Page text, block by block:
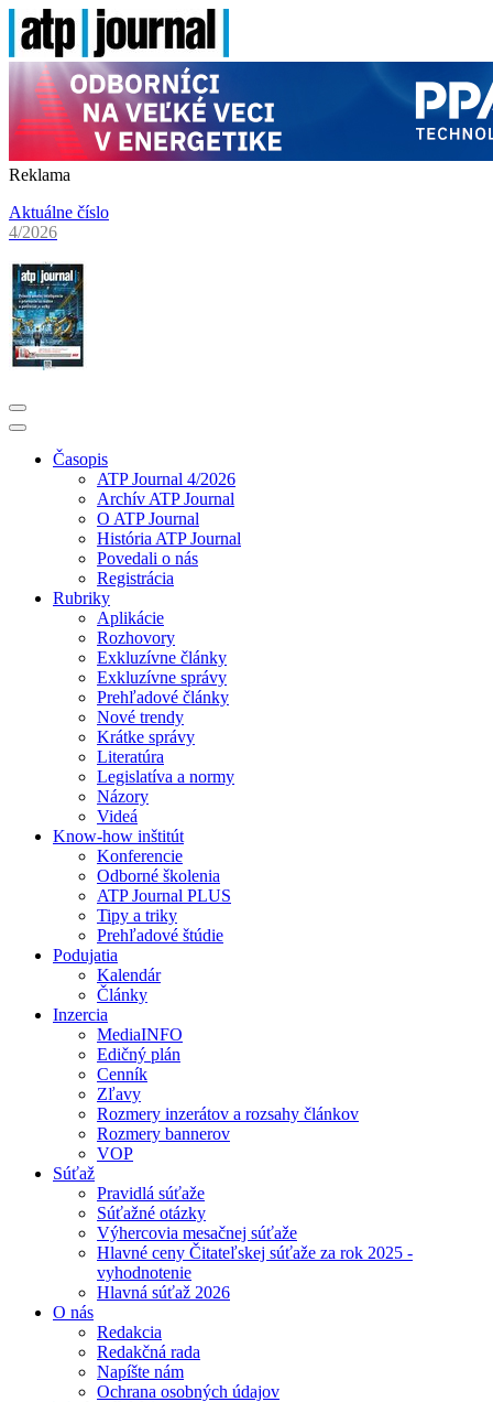
Reklama
Aktuálne číslo
4/2026
Časopis
ATP Journal 4/2026
Archív ATP Journal
O ATP Journal
História ATP Journal
Povedali o nás
Registrácia
Rubriky
Aplikácie
Rozhovory
Exkluzívne články
Exkluzívne správy
Prehľadové články
Nové trendy
Krátke správy
Literatúra
Legislatíva a normy
Názory
Videá
Know-how inštitút
Konferencie
Odborné školenia
ATP Journal PLUS
Tipy a triky
Prehľadové štúdie
Podujatia
Kalendár
Články
Inzercia
MediaINFO
Edičný plán
Cenník
Zľavy
Rozmery inzerátov a rozsahy článkov
Rozmery bannerov
VOP
Súťaž
Pravidlá súťaže
Súťažné otázky
Výhercovia mesačnej súťaže
Hlavné ceny Čitateľskej súťaže za rok 2025 -
vyhodnotenie
Hlavná súťaž 2026
O nás
Redakcia
Redakčná rada
Napíšte nám
Ochrana osobných údajov